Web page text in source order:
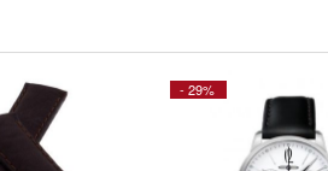
- 29%